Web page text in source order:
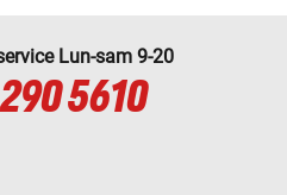
Lun-sam 9-20
5610